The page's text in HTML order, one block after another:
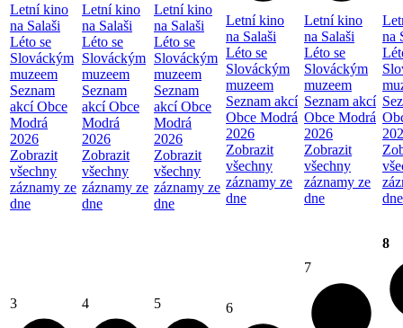
Letní kino
na Salaši
Léto se
Slováckým
muzeem
Seznam
akcí Obce
Modrá
2026
Zobrazit
všechny
záznamy ze
dne
Letní kino
na Salaši
Léto se
Slováckým
muzeem
Seznam
akcí Obce
Modrá
2026
Zobrazit
všechny
záznamy ze
dne
Letní kino
na Salaši
Léto se
Slováckým
muzeem
Seznam
akcí Obce
Modrá
2026
Zobrazit
všechny
záznamy ze
dne
Letní kino
na Salaši
Léto se
Slováckým
muzeem
Seznam akcí
Obce Modrá
2026
Zobrazit
všechny
záznamy ze
dne
Letní kino
na Salaši
Léto se
Slováckým
muzeem
Seznam akcí
Obce Modrá
2026
Zobrazit
všechny
záznamy ze
dne
na
dne
3 4 5 6
7
8